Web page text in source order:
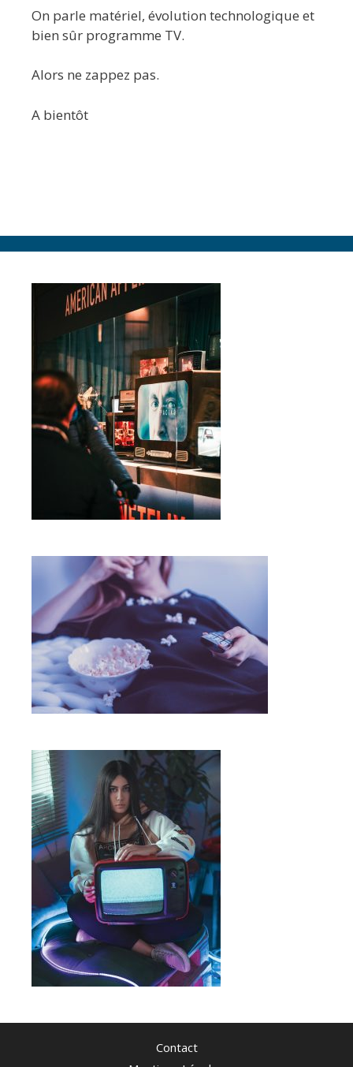
On parle matériel, évolution technologique et
bien sûr programme TV.
Alors ne zappez pas.
A bientôt
Contact